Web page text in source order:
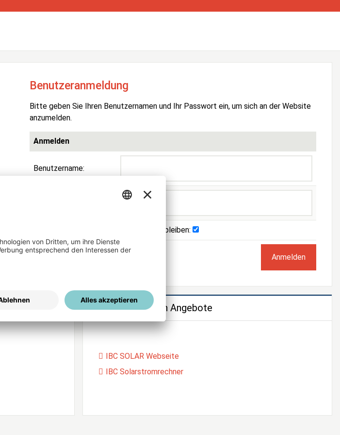
Benutzeranmeldung
Bitte geben Sie Ihren Benutzernamen und Ihr Passwort ein, um sich an der Website
anzumelden.
Anmelden
Benutzername:
Angemeldet bleiben:
Passwort vergessen?
Unsere weiteren Angebote
IBC SOLAR Webseite
IBC Solarstromrechner